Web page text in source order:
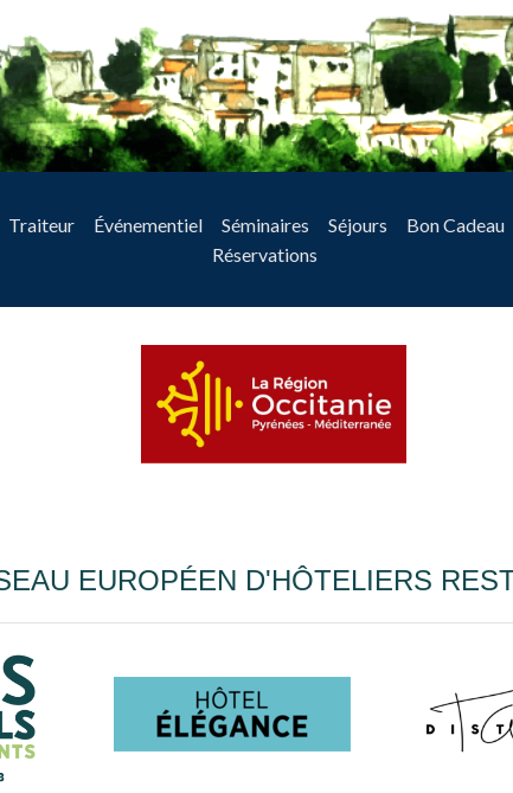
Traiteur Événementiel Séminaires Séjours Bon Cadeau
Réservations
EUROPÉEN D'HÔTELIERS